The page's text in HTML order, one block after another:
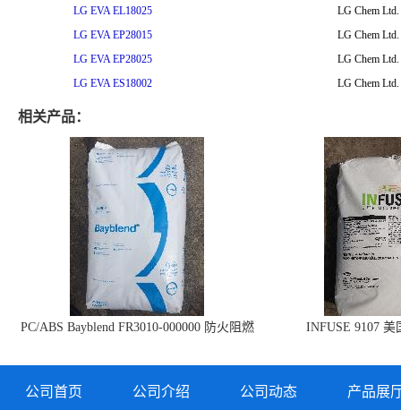
LG EVA EL18025
LG Chem Ltd.
LG EVA EP28015
LG Chem Ltd.
LG EVA EP28025
LG Chem Ltd.
LG EVA ES18002
LG Chem Ltd.
相关产品：
PC/ABS Bayblend FR3010-000000 防火阻燃
INFUSE 9107 美
公司首页 公司介绍 公司动态 产品展